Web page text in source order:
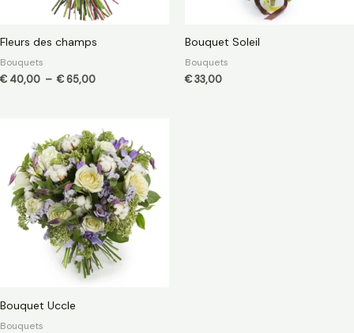
Fleurs des champs
Bouquets
€ 40,00 – €65,00
Bouquet Soleil
Bouquets
€33,00
Bouquet Uccle
Bouquets
de
prix :
€ 50,00
à
€ 75,00